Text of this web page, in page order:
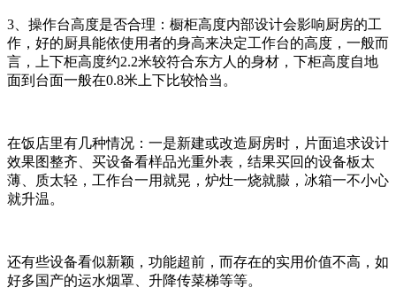
3、操作台高度是否合理：橱柜高度内部设计会影响厨房的工
作，好的厨具能依使用者的身高来决定工作台的高度，一般而
言，上下柜高度约2.2米较符合东方人的身材，下柜高度自地
面到台面一般在0.8米上下比较恰当。
在饭店里有几种情况：一是新建或改造厨房时，片面追求设计
效果图整齐、买设备看样品光重外表，结果买回的设备板太
薄、质太轻，工作台一用就晃，炉灶一烧就臌，冰箱一不小心
就升温。
还有些设备看似新颖，功能超前，而存在的实用价值不高，如
好多国产的运水烟罩、升降传菜梯等等。